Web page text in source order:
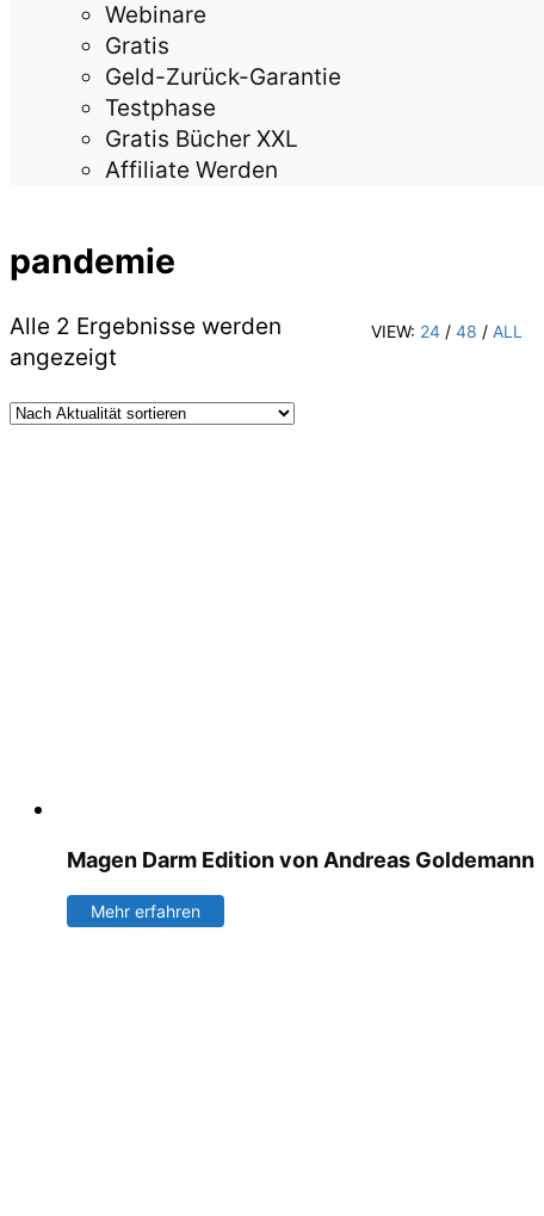
Webinare
Gratis
Geld-Zurück-Garantie
Testphase
Gratis Bücher XXL
Affiliate Werden
pandemie
VIEW: 24 / 48 / ALL
Alle 2 Ergebnisse werden
angezeigt
sortiert
Magen Darm Edition von Andreas Goldemann
Mehr erfahren